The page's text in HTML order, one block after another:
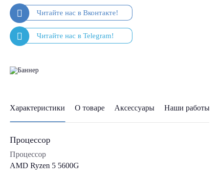
Характеристики О товаре Аксессуары Наши работы
Процессор
Процессор
AMD Ryzen 5 5600G